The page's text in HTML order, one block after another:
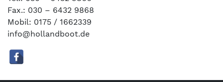
Fax.: 030 – 6432 9868
Mobil: 0175 / 1662339
info@hollandboot.de